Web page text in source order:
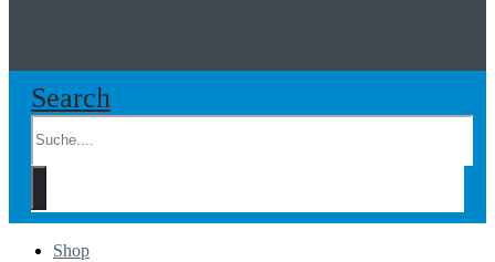
Search
Shop